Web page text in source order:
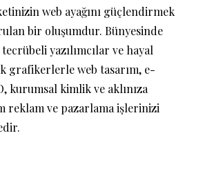
web ayağını güçlendirmek
bir oluşumdur. Bünyesinde
tecrübeli yazılımcılar ve hayal
grafikerlerle web tasarım, e-
kurumsal kimlik ve aklınıza
reklam ve pazarlama işlerinizi